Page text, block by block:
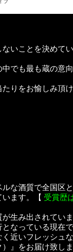
プ
いことを決めて
でも最も蔵の意
りをお愉しみ頂け
な酒質で全国区
ます。【 受賞歴
生み出されていま
なっている現在
近いフレッシュ
』をお届け致しま